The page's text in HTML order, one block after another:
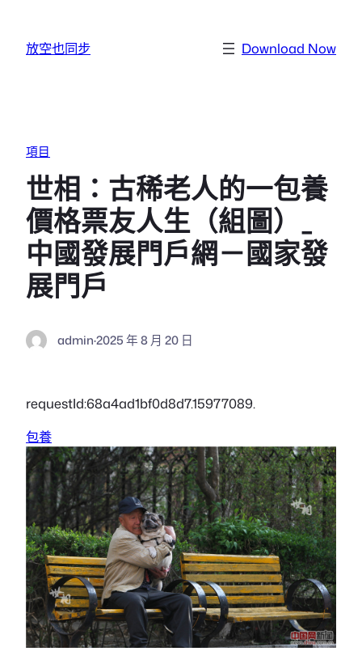
放空也同步 Download Now
項目
世相：古稀老人的一包養
價格票友人生（組圖）_
中國發展門戶網－國家發
展門戶
admin·2025 年 8 月 20 日
requestId:68a4ad1bf0d8d7.15977089.
包養